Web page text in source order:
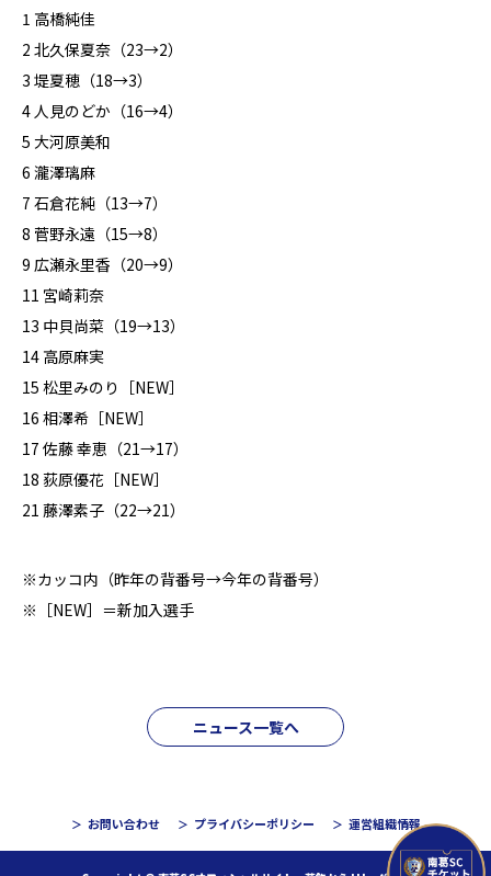
1 高橋純佳
2 北久保夏奈（23→2）
3 堤夏穂（18→3）
4 人見のどか（16→4）
5 大河原美和
6 瀧澤璃麻
7 石倉花純（13→7）
8 菅野永遠（15→8）
9 広瀬永里香（20→9）
11 宮崎莉奈
13 中貝尚菜（19→13）
14 高原麻実
15 松里みのり［NEW］
16 相澤希［NEW］
17 佐藤 幸恵（21→17）
18 荻原優花［NEW］
21 藤澤素子（22→21）
※カッコ内（昨年の背番号→今年の背番号）
※［NEW］＝新加入選手
ニュース一覧へ
お問い合わせ プライバシーポリシー 運営組織情報